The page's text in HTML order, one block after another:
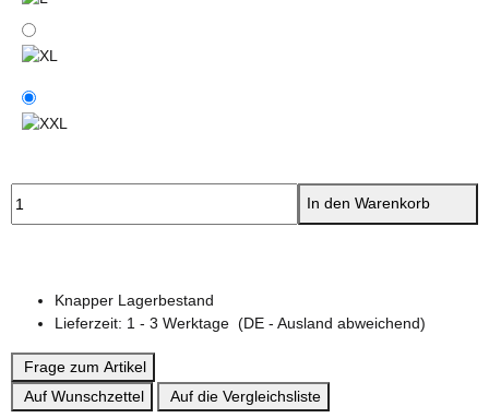
L
XL
In den Warenkorb
Knapper Lagerbestand
Lieferzeit: 1 - 3 Werktage (DE - Ausland abweichend)
Frage zum Artikel
Auf Wunschzettel
Auf die Vergleichsliste